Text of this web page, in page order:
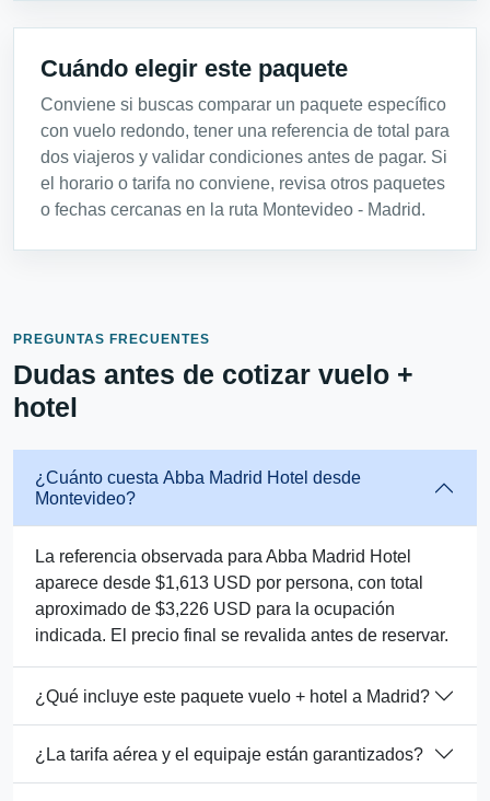
Cuándo elegir este paquete
Conviene si buscas comparar un paquete específico
con vuelo redondo, tener una referencia de total para
dos viajeros y validar condiciones antes de pagar. Si
el horario o tarifa no conviene, revisa otros paquetes
o fechas cercanas en la ruta Montevideo - Madrid.
PREGUNTAS FRECUENTES
Dudas antes de cotizar vuelo +
hotel
¿Cuánto cuesta Abba Madrid Hotel desde
Montevideo?
La referencia observada para Abba Madrid Hotel
aparece desde $1,613 USD por persona, con total
aproximado de $3,226 USD para la ocupación
indicada. El precio final se revalida antes de reservar.
¿Qué incluye este paquete vuelo + hotel a Madrid?
¿La tarifa aérea y el equipaje están garantizados?